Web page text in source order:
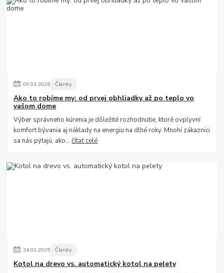
09.03.2026 Články
Ako to robíme my: od prvej obhliadky až po teplo vo
vašom dome
Výber správneho kúrenia je dôležité rozhodnutie, ktoré ovplyvní
komfort bývania aj náklady na energiu na dlhé roky. Mnohí zákazníci
sa nás pýtajú, ako...čítať celé
24.02.2025 Články
Kotol na drevo vs. automatický kotol na pelety